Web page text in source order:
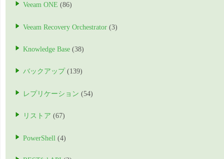
Veeam ONE (86)
Veeam Recovery Orchestrator (3)
Knowledge Base (38)
バックアップ (139)
レプリケーション (54)
リストア (67)
PowerShell (4)